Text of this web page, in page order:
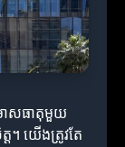
ាសធាតុមួយ
។ យើងត្រូវតែ